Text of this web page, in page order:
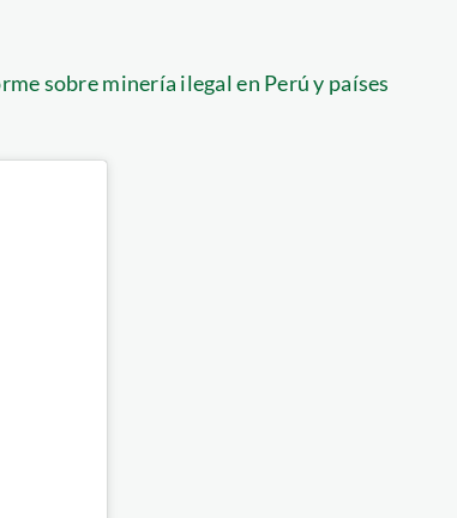
sobre minería ilegal en Perú y países